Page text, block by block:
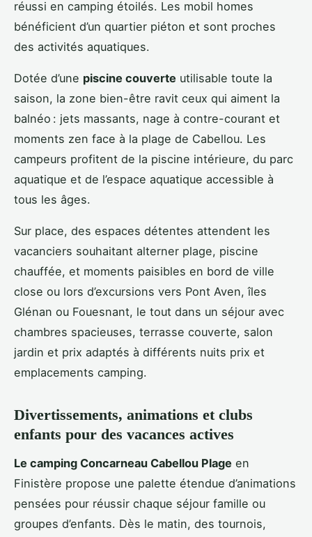
réussi en camping étoilés. Les mobil homes
bénéficient d’un quartier piéton et sont proches
des activités aquatiques.
Dotée d’une piscine couverte utilisable toute la
saison, la zone bien-être ravit ceux qui aiment la
balnéo : jets massants, nage à contre-courant et
moments zen face à la plage de Cabellou. Les
campeurs profitent de la piscine intérieure, du parc
aquatique et de l’espace aquatique accessible à
tous les âges.
Sur place, des espaces détentes attendent les
vacanciers souhaitant alterner plage, piscine
chauffée, et moments paisibles en bord de ville
close ou lors d’excursions vers Pont Aven, îles
Glénan ou Fouesnant, le tout dans un séjour avec
chambres spacieuses, terrasse couverte, salon
jardin et prix adaptés à différents nuits prix et
emplacements camping.
Divertissements, animations et clubs
enfants pour des vacances actives
Le camping Concarneau Cabellou Plage en
Finistère propose une palette étendue d’animations
pensées pour réussir chaque séjour famille ou
groupes d’enfants. Dès le matin, des tournois,